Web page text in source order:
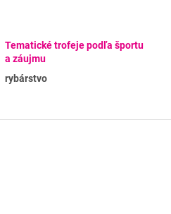
Tematické trofeje podľa športu
a záujmu
rybárstvo